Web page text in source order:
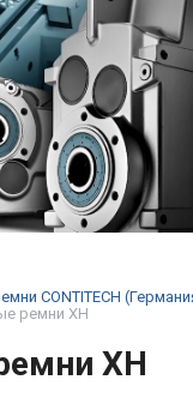
CONTITECH
ремни ХН
ХН